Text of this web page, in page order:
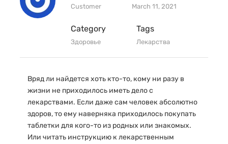
Customer March 11, 2021
Category
Здоровье
Tags
Лекарства
Вряд ли найдется хоть кто-то, кому ни разу в
жизни не приходилось иметь дело с
лекарствами. Если даже сам человек абсолютно
здоров, то ему наверняка приходилось покупать
таблетки для кого-то из родных или знакомых.
Или читать инструкцию к лекарственным